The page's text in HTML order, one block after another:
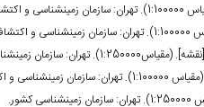
کشور.
معدنی کشور.